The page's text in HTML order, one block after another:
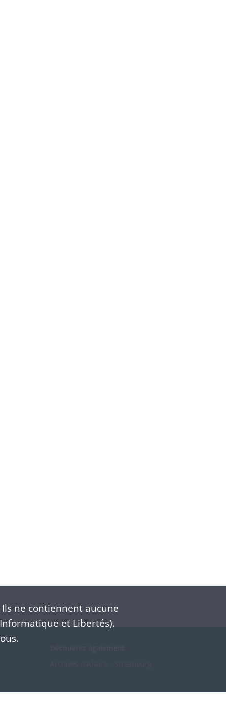
ne contiennent aucune
et Libertés).